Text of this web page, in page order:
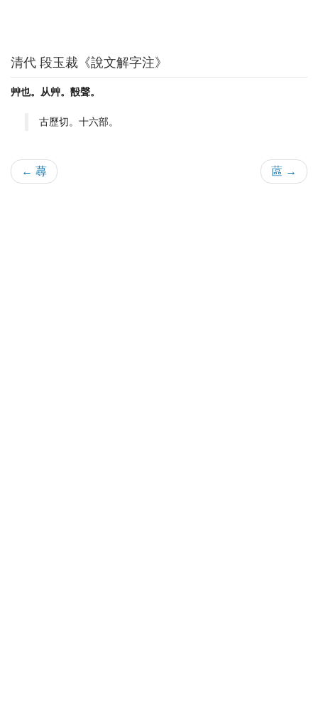
清代 段玉裁《說文解字注》
艸也。从艸。毄聲。
古歷切。十六部。
← 蕁 蓲 →